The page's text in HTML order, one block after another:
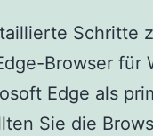
Schritte
Browser für
Edge als
Sie die